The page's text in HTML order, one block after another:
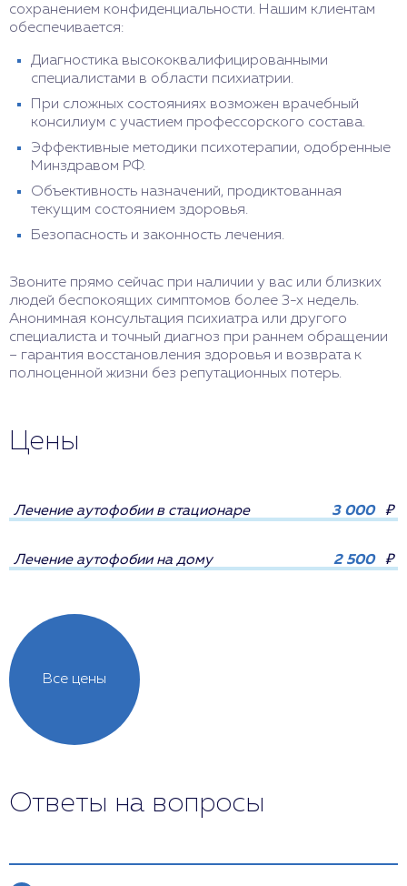
сохранением конфиденциальности. Нашим клиентам
обеспечивается:
Диагностика высококвалифицированными
специалистами в области психиатрии.
При сложных состояниях возможен врачебный
консилиум с участием профессорского состава.
Эффективные методики психотерапии, одобренные
Минздравом РФ.
Объективность назначений, продиктованная
текущим состоянием здоровья.
Безопасность и законность лечения.
Звоните прямо сейчас при наличии у вас или близких
людей беспокоящих симптомов более 3-х недель.
Анонимная консультация психиатра или другого
специалиста и точный диагноз при раннем обращении
– гарантия восстановления здоровья и возврата к
полноценной жизни без репутационных потерь.
Цены
Все цены
Лечение аутофобии в стационаре 3 000 ₽
Лечение аутофобии на дому 2 500 ₽
Ответы на вопросы